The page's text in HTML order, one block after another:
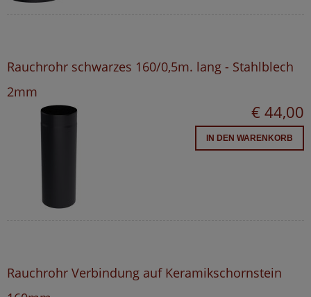
Rauchrohr schwarzes 160/0,5m. lang - Stahlblech
2mm
€ 44,00
IN DEN WARENKORB
Rauchrohr Verbindung auf Keramikschornstein